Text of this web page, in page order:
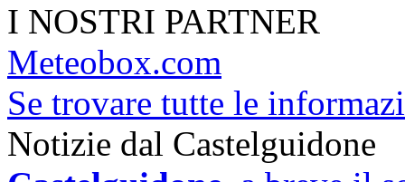
I NOSTRI PARTNER
Meteobox.com
Se trovare tutte le
Notizie dal Castelguidone